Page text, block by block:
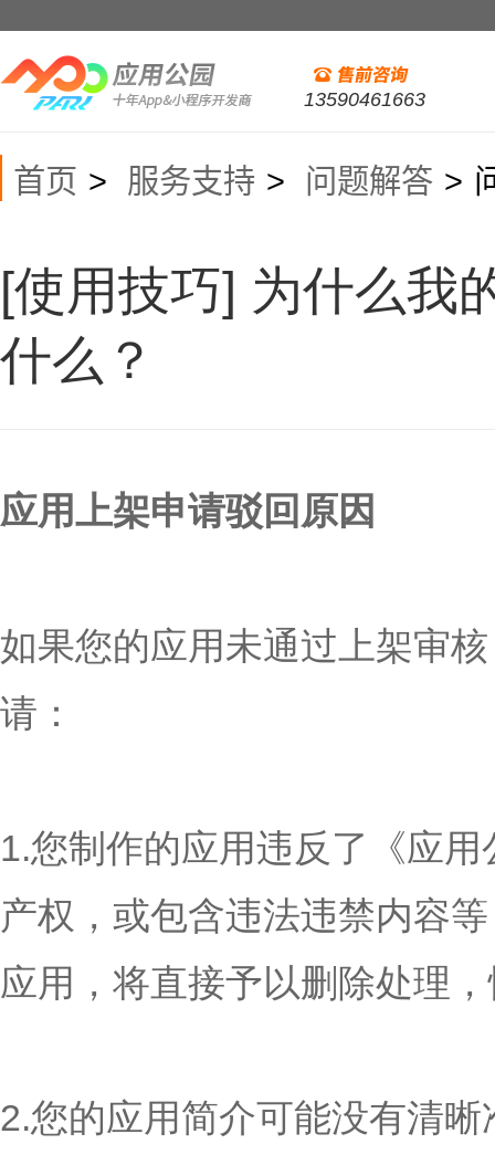
13590461663
首页 > 服务支持 > 问题解答 >
[使用技巧] 为什么我
什么？
应用上架申请驳回原因
如果您的应用未通过上架审
请：
1.您制作的应用违反了《应
产权，或包含违法违禁内容
应用，将直接予以删除处理
2.您的应用简介可能没有清